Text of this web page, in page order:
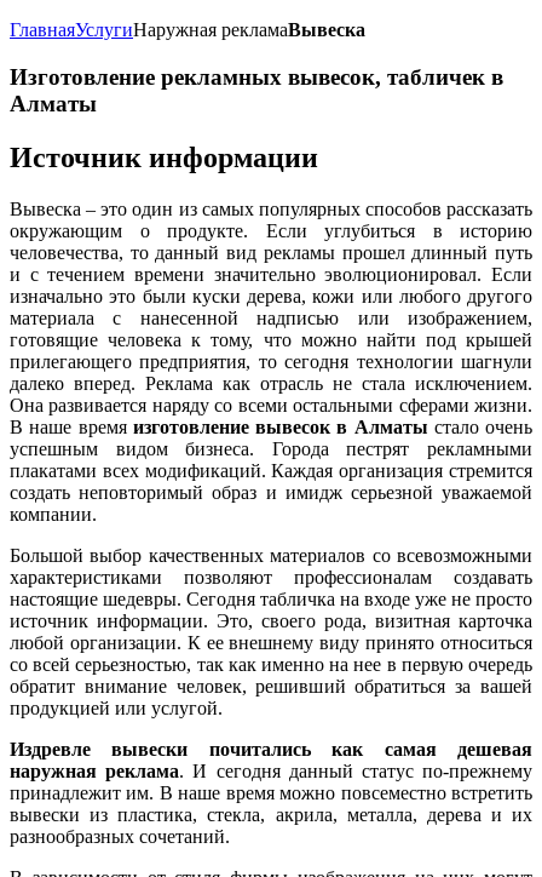
ГлавнаяУслугиНаружная рекламаВывеска
Изготовление рекламных вывесок, табличек в
Алматы
Источник информации
Вывеска – это один из самых популярных способов рассказать
окружающим о продукте. Если углубиться в историю
человечества, то данный вид рекламы прошел длинный путь
и с течением времени значительно эволюционировал. Если
изначально это были куски дерева, кожи или любого другого
материала с нанесенной надписью или изображением,
готовящие человека к тому, что можно найти под крышей
прилегающего предприятия, то сегодня технологии шагнули
далеко вперед. Реклама как отрасль не стала исключением.
Она развивается наряду со всеми остальными сферами жизни.
В наше время изготовление вывесок в Алматы стало очень
успешным видом бизнеса. Города пестрят рекламными
плакатами всех модификаций. Каждая организация стремится
создать неповторимый образ и имидж серьезной уважаемой
компании.
Большой выбор качественных материалов со всевозможными
характеристиками позволяют профессионалам создавать
настоящие шедевры. Сегодня табличка на входе уже не просто
источник информации. Это, своего рода, визитная карточка
любой организации. К ее внешнему виду принято относиться
со всей серьезностью, так как именно на нее в первую очередь
обратит внимание человек, решивший обратиться за вашей
продукцией или услугой.
Издревле вывески почитались как самая дешевая
наружная реклама. И сегодня данный статус по-прежнему
принадлежит им. В наше время можно повсеместно встретить
вывески из пластика, стекла, акрила, металла, дерева и их
разнообразных сочетаний.